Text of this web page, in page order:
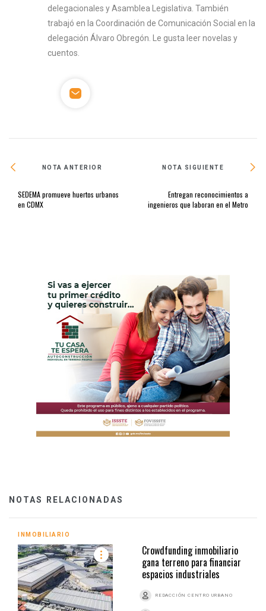
delegacionales y Asamblea Legislativa. También
trabajó en la Coordinación de Comunicación Social en la
delegación Álvaro Obregón. Le gusta leer novelas y
cuentos.
NOTA ANTERIOR
SEDEMA promueve huertos urbanos
en CDMX
NOTA SIGUIENTE
Entregan reconocimientos a
ingenieros que laboran en el Metro
NOTAS RELACIONADAS
INMOBILIARIO
Crowdfunding inmobiliario
gana terreno para financiar
espacios industriales
REDACCIÓN CENTRO URBANO